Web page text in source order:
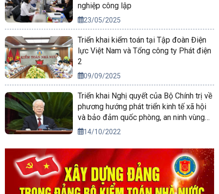
nghiệp công lập
23/05/2025
Triển khai kiểm toán tại Tập đoàn Điện
lực Việt Nam và Tổng công ty Phát điện
2
09/09/2025
Triển khai Nghị quyết của Bộ Chính trị về
phương hướng phát triển kinh tế xã hội
và bảo đảm quốc phòng, an ninh vùng
Tây Nguyên đến năm 2030, tầm nhìn
14/10/2022